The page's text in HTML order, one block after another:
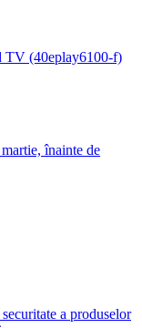
TV (40eplay6100-f)
înainte de
a produselor